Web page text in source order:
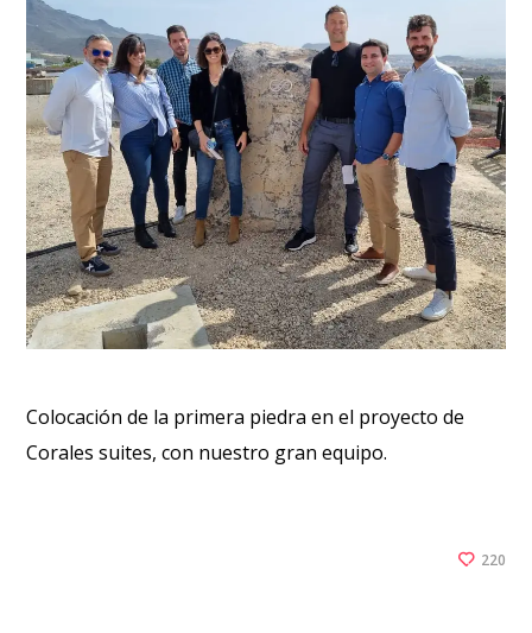
Colocación de la primera piedra en el proyecto de
Corales suites, con nuestro gran equipo.
220